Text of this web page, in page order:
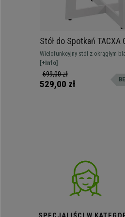
Stół do Spotkań TACXA
Osób, Nowoczesne
Średnica 80 cm,
Wielofunkcyjny stół z okrągłym
domu i biura. Dla max. 4 osób.
[+Info]
699,00 zł
529,00 zł